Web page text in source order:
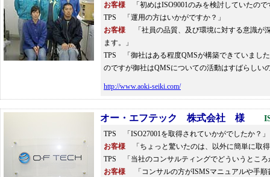
お客様 「初めはISO9001のみを検討していたの
TPS 「運用の方はいかがですか？」
お客様
「社員の品質、及び環境に対する意識が
ます。」
TPS 「御社はある程度QMSが構築できていまし
のですが御社はQMSについての活動はすばらしい
http://www.aoki-seiki.com/
オー・エフテック 株式会社 様
TPS 「ISO27001を取得されていかがでしたか？」
お客様 「ちょっと驚いたのは、以外に簡単に取
TPS 「当社のコンサルティングでどういうところ
お客様
「コンサルの方がISMSマニュアルや手